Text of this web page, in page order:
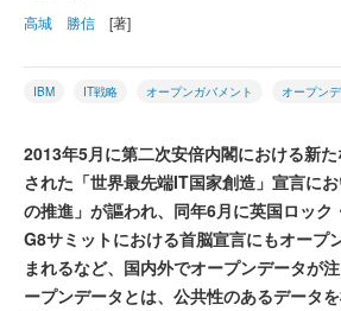
高城 勝信 [著]
IBM IT戦略 オープンガバメント オープン
2013年5月に第二次安倍内閣における新
された「世界最先端IT国家創造」宣言に
の推進」が謳われ、同年6月に英国ロック
G8サミットにおける首脳宣言にもオープ
まれるなど、国内外でオープンデータが
ープンデータとは、公共性のあるデータ